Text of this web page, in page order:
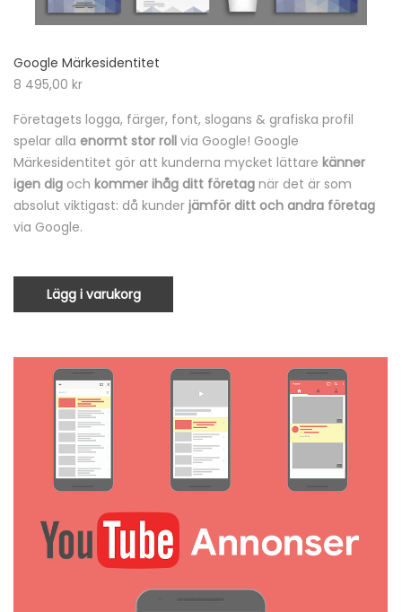
Google Märkesidentitet
8 495,00 kr
Företagets logga, färger, font, slogans & grafiska profil
spelar alla enormt stor roll via Google! Google
Märkesidentitet gör att kunderna mycket lättare känner
igen dig och kommer ihåg ditt företag när det är som
absolut viktigast: då kunder jämför ditt och andra företag
via Google.
Lägg i varukorg